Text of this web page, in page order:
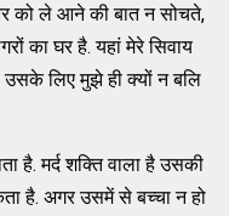
को ले आने की बात न सोचते,
का घर है. यहां मेरे सिवाय
उसके लिए मुझे ही क्यों न बलि
है. मर्द शक्ति वाला है उसकी
है. अगर उसमें से बच्चा न हो